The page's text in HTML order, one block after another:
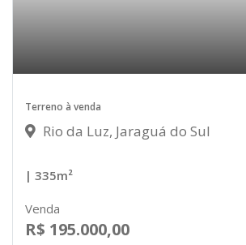
Terreno à venda
Rio da Luz, Jaraguá do Sul
| 335m²
Venda
R$ 195.000,00